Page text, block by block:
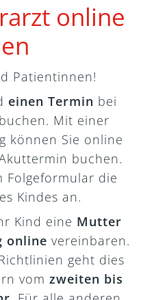
online
Patientinnen!
einen Termin bei
Mit einer
können Sie online
buchen.
Folgeformular die
Kindes an.
Kind eine Mutter
online vereinbaren.
geht dies
vom zweiten bis